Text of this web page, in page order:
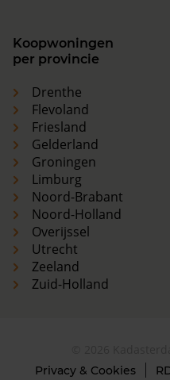
Koopwoningen
per provincie
Drenthe
Flevoland
Friesland
Gelderland
Groningen
Limburg
Noord-Brabant
Noord-Holland
Overijssel
Utrecht
Zeeland
Zuid-Holland
Privacy & Cookies